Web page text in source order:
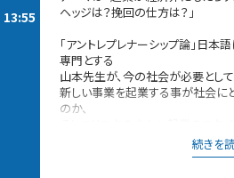
13:55
ヘッジは？挽回の仕方は？」
「アントレプレナーシップ論」日本
専門とする
山本先生が、今の社会が必要とし
新しい事業を起業する事が社会に
のか、
日常の向こう側にある「誰も気づ
続きを